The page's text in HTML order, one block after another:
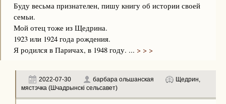
Буду весьма признателен, пишу книгу об истории своей
семьи.
Мой отец тоже из Щедрина.
1923 или 1924 года рождения.
Я родился в Паричах, в 1948 году. ... > > >
2022-07-30 барбара ольшанская
Щедрин,
мястэчка (Шчадрынскі сельсавет)